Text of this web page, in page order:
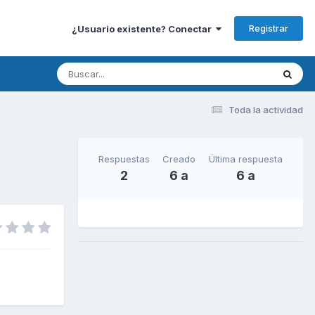
¿Usuario existente? Conectar Registrar
Toda la actividad
Respuestas
2
Creado
6 a
Última respuesta
6 a